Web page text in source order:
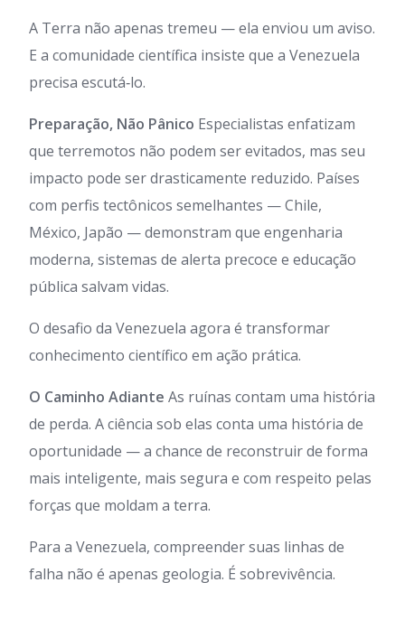
A Terra não apenas tremeu — ela enviou um aviso.
E a comunidade científica insiste que a Venezuela
precisa escutá‑lo.
Preparação, Não Pânico Especialistas enfatizam
que terremotos não podem ser evitados, mas seu
impacto pode ser drasticamente reduzido. Países
com perfis tectônicos semelhantes — Chile,
México, Japão — demonstram que engenharia
moderna, sistemas de alerta precoce e educação
pública salvam vidas.
O desafio da Venezuela agora é transformar
conhecimento científico em ação prática.
O Caminho Adiante As ruínas contam uma história
de perda. A ciência sob elas conta uma história de
oportunidade — a chance de reconstruir de forma
mais inteligente, mais segura e com respeito pelas
forças que moldam a terra.
Para a Venezuela, compreender suas linhas de
falha não é apenas geologia. É sobrevivência.